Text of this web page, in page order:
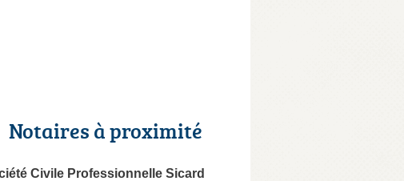
Notaires à proximité
Civile Professionnelle Sicard